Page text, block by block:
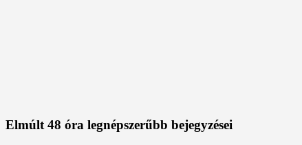
Elmúlt 48 óra legnépszerűbb bejegyzései